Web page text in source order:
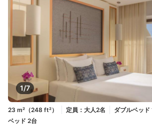
1/7
23 m²（248 ft²） 定員：大人2名
ダブルベッド
ベッド 2台